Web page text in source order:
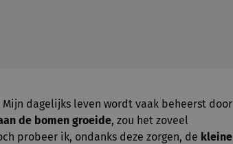
dagelijks leven wordt vaak beheerst door
de bomen groeide, zou het zoveel
probeer ik, ondanks deze zorgen, de kleine